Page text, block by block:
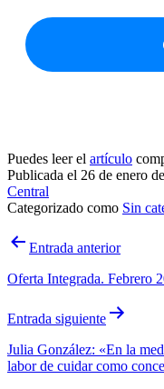
Puedes leer el artículo
Publicada el 26 de enero
Central
Categorizado como Sin
Navegación
entradas
Entrada anterior
Oferta Integrada. Febrero
Entrada siguiente
Julia González: «En la
labor de cuidar como